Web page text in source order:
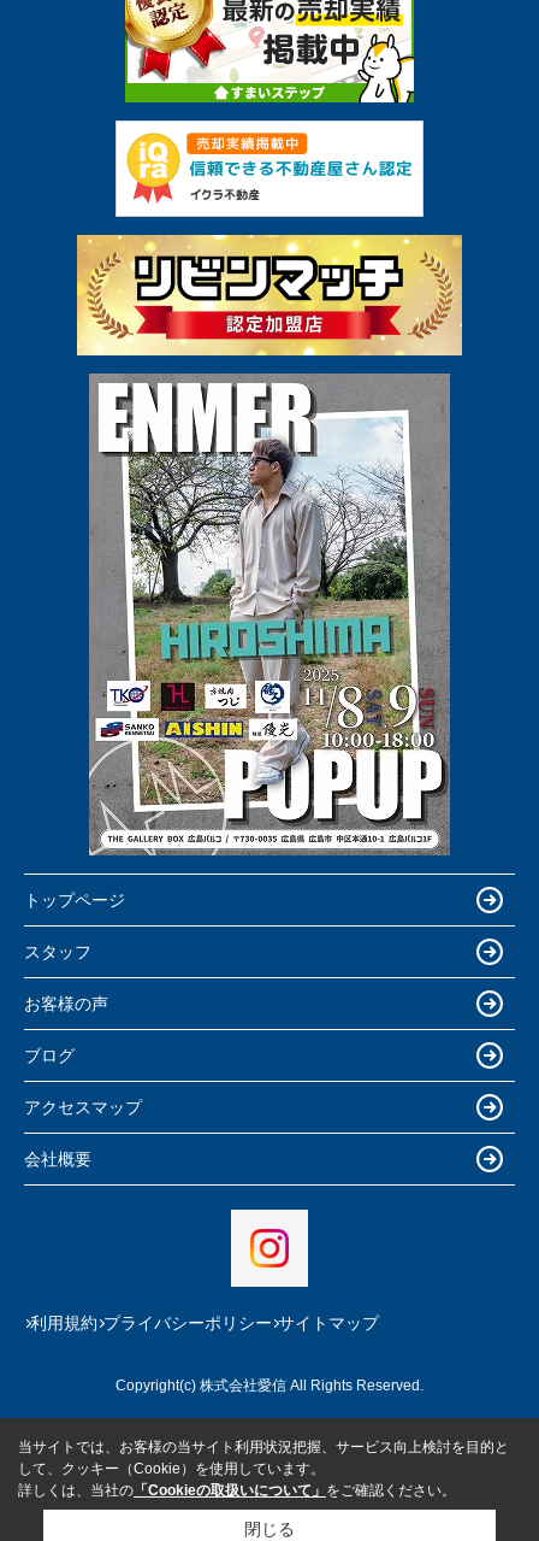
トップページ
スタッフ
お客様の声
ブログ
アクセスマップ
会社概要
利用規約 プライバシーポリシー サイトマップ
Copyright(c) 株式会社愛信 All Rights Reserved.
当サイトでは、お客様の当サイト利用状況把握、サービス向上検討を目的と
して、クッキー（Cookie）を使用しています。
詳しくは、当社の 「Cookieの取扱いについて」 をご確認ください。
閉じる